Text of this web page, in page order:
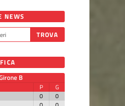
NEWS
B
P
G
0
0